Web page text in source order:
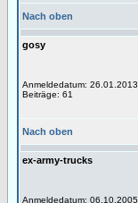
Nach oben
gosy
Anmeldedatum: 26.01.2013
Beiträge: 61
Nach oben
ex-army-trucks
Anmeldedatum: 06.10.2005